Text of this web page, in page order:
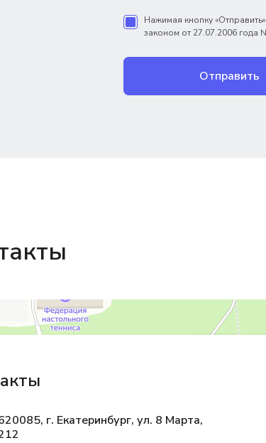
Нажимая кнопку
законом от 27.07.2006
Отправить
изделия в Екатеринбурге
в Екатеринбурге
г. Екатеринбург, ул. 8 Марта,